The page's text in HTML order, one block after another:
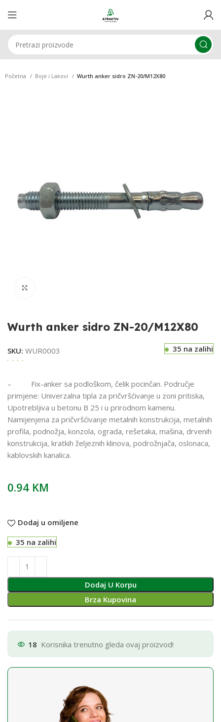
Početna Boje i Lakovi Wurth anker sidro ZN-20/M12X80
Wurth anker sidro ZN-20/M12X80
SKU:WUR0003 35 na zalihi
– Fix-anker sa podloškom, čelik pocinčan. Područje
primjene: Univerzalna tipla za pričvršćivanje u zoni pritiska,
Upotrebljiva u betonu B 25 i u prirodnom kamenu.
Namijenjena za pričvršćivanje metalnih konstrukcija, metalnih
profila, podnožja, konzola, ograda, rešetaka, mašina, drvenih
konstrukcija, kratkih željeznih klinova, podrožnjača, oslonaca,
kablovskih kanalica.
0.94 KM
Dodaj u omiljene
35 na zalihi
Dodaj U Korpu
Brza Kupovina
18 Korisnika trenutno gleda ovaj proizvod!